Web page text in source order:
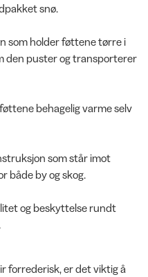
snø.
som holder føttene tørre i
den puster og transporterer
behagelig varme selv
som står imot
både by og skog.
og beskyttelse rundt
forrederisk, er det viktig å